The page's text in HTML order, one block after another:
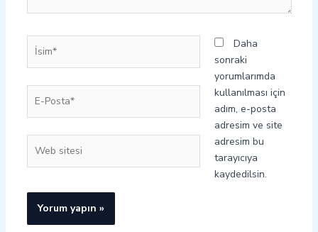
İsim*
Posta*
sitesi
Daha
sonraki
yorumlarımda
kullanılması için
adım, e-posta
adresim ve site
adresim bu
tarayıcıya
kaydedilsin.